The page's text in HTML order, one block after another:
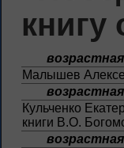
книгу
Малышев
Кульченко
книги В.О.